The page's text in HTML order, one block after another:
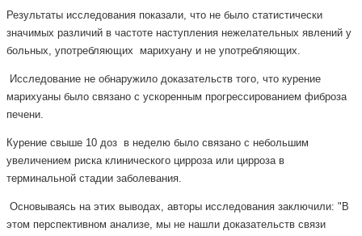
Результаты исследования показали, что не было статистически
значимых различий в частоте наступления нежелательных явлений у
больных, употребляющих марихуану и не употребляющих.
Исследование не обнаружило доказательств того, что курение
марихуаны было связано с ускоренным прогрессированием фиброза
печени.
Курение свыше 10 доз в неделю было связано с небольшим
увеличением риска клинического цирроза или цирроза в
терминальной стадии заболевания.
Основываясь на этих выводах, авторы исследования заключили: "В
этом перспективном анализе, мы не нашли доказательств связи